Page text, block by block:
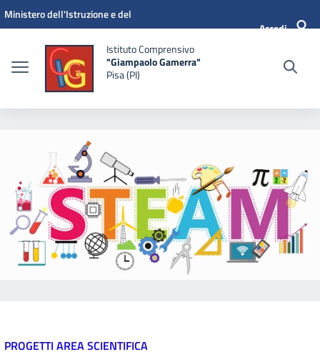
Vai ai contenuti
Vai al menu di navigazione
Vai al footer
Ministero dell'Istruzione e del
Accedi
Istituto Comprensivo
"Giampaolo Gamerra"
Pisa (PI)
PROGETTI AREA SCIENTIFICA